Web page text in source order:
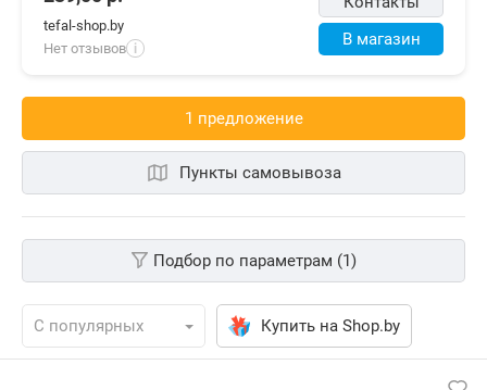
В магазин
tefal-shop.by
Нет отзывов i
1 предложениe
Пункты самовывоза
Подбор по параметрам (1)
Купить на Shop.by